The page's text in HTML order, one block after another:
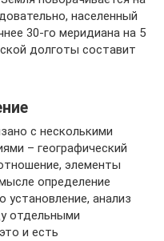
населенный
30-го меридиана на 5
долготы составит
с несколькими
– географический
элементы
определение
установление, анализ
отдельными
и есть